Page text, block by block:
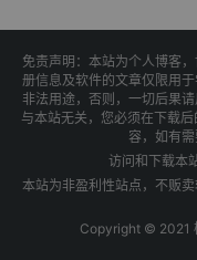
免责声明：本站为个人博客
册信息及软件的文章仅限用
非法用途，否则，一切后果
与本站无关，您必须在下载
容，如有
访问和下载本
本站为非盈利性站点，不贩
Copyright © 2021